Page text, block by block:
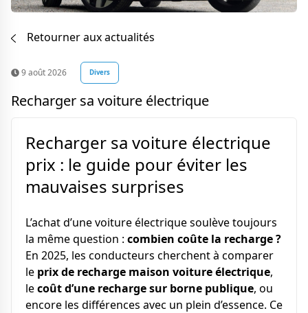
Retourner aux actualités
9 août 2026 Divers
Recharger sa voiture électrique
Recharger sa voiture électrique
prix : le guide pour éviter les
mauvaises surprises
L’achat d’une voiture électrique soulève toujours
la même question : combien coûte la recharge ?
En 2025, les conducteurs cherchent à comparer
le prix de recharge maison voiture électrique,
lecoût d’une recharge sur borne publique, ou
encore les différences avec un plein d’essence. Ce